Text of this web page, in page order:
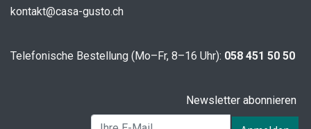
kontakt@casa-gusto.ch
Telefonische Bestellung (Mo–Fr, 8–16 Uhr): 058 451 50 50
Newsletter abonnieren